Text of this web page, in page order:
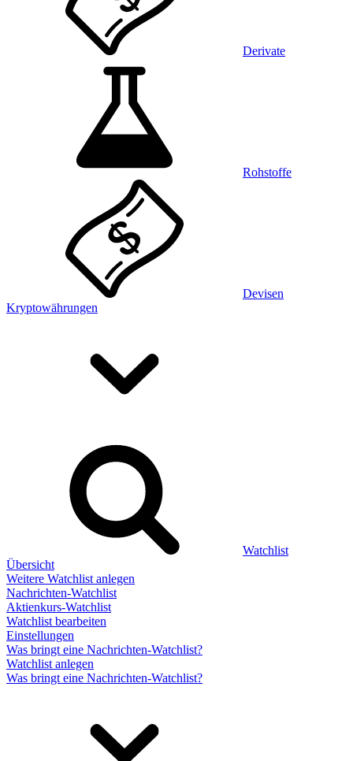
Derivate
Rohstoffe
Devisen
Kryptowährungen
Watchlist
Übersicht
Weitere Watchlist anlegen
Nachrichten-Watchlist
Aktienkurs-Watchlist
Watchlist bearbeiten
Einstellungen
Was bringt eine Nachrichten-Watchlist?
Watchlist anlegen
Was bringt eine Nachrichten-Watchlist?